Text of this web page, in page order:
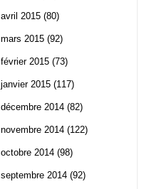
avril 2015 (80)
mars 2015 (92)
février 2015 (73)
janvier 2015 (117)
décembre 2014 (82)
novembre 2014 (122)
octobre 2014 (98)
septembre 2014 (92)